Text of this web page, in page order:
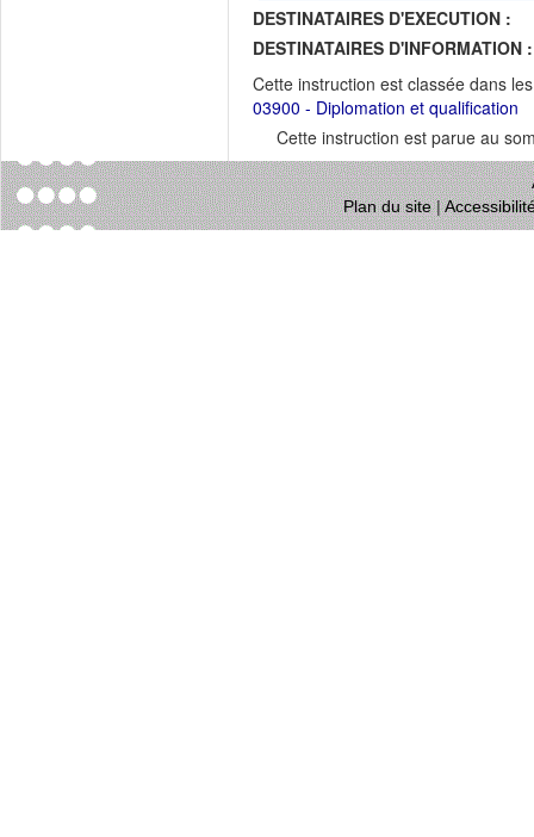
DESTINATAIRES D'EXECUTION :
DESTINATAIRES D'INFORMATION :
Cette instruction est classée dans
03900 - Diplomation et qualification
Cette instruction est parue au
Plan du site|